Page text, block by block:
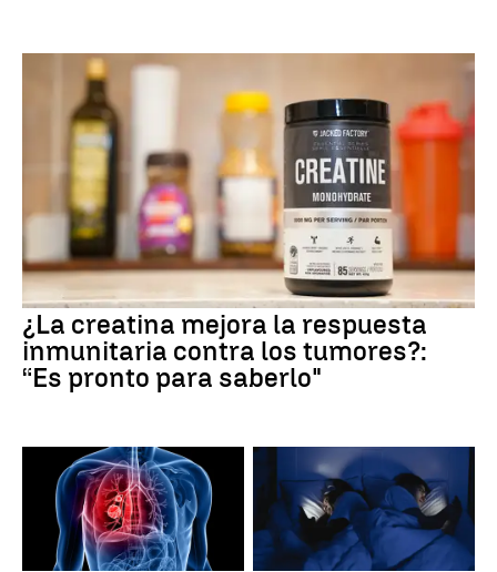
¿La creatina mejora la respuesta
inmunitaria contra los tumores?:
“Es pronto para saberlo"